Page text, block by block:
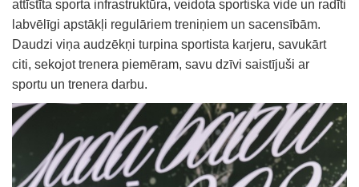
attīstīta sporta infrastruktūra, veidota sportiska vide un radīti
labvēlīgi apstākļi regulāriem treniņiem un sacensībām.
Daudzi viņa audzēkņi turpina sportista karjeru, savukārt
citi, sekojot trenera piemēram, savu dzīvi saistījuši ar
sportu un trenera darbu.